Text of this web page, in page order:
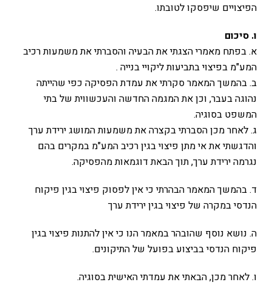
הפיצויים שיפסקו לטובתו.
ו. סיכום
א. בפתח מאמרי הצגתי את הבעיה והסברתי את משמעות רכיב
המע"מ בפיצוי בתביעות ליקויי בנייה .
ב. בהמשך המאמר סקרתי את עמדת הפסיקה כפי שהייתה
נהוגה בעבר, וכן את המגמה החדשה והעכשווית של בתי
המשפט בסוגיה.
ג. לאחר מכן הסברתי בקצרה את משמעות המושג ירידת ערך
והדגשתי את אי מתן פיצוי בגין רכיב המע"מ במקרים בהם
נגרמה ירידת ערך, תוך הבאת דוגמאות מהפסיקה.
ד. בהמשך המאמר הבהרתי כי אין לפסוק פיצוי בגין פיקוח
הנדסי במקרה של פיצוי בגין ירידת ערך
ה. נושא נוסף שהובהר במאמר הנו כי אין להתנות פיצוי בגין
פיקוח הנדסי בביצוע בפועל של התיקונים.
ו. לאחר מכן, הבאתי את עמדתי האישית בסוגיה.